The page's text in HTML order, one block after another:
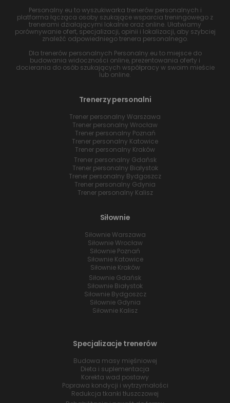
Personalny.eu to wyszukiwarka trenerów personalnych i
platforma łącząca osoby szukające wsparcia treningowego z
trenerami działającymi lokalnie oraz online. Ułatwiamy
porównywanie ofert, specjalizacji, opinii i lokalizacji, aby szybciej
znaleźć odpowiedniego trenera personalnego.
Dla trenerów personalnych Personalny.eu to miejsce do
budowania widoczności online, prezentowania oferty i
docierania do osób szukających współpracy w swoim mieście
lub online.
Trenerzy personalni
Trener personalny Warszawa
Trener personalny Wrocław
Trener personalny Poznań
Trener personalny Katowice
Trener personalny Kraków
Trener personalny Gdańsk
Trener personalny Białystok
Trener personalny Bydgoszcz
Trener personalny Gdynia
Trener personalny Kalisz
Siłownie
Siłownie Warszawa
Siłownie Wrocław
Siłownie Poznań
Siłownie Katowice
Siłownie Kraków
Siłownie Gdańsk
Siłownie Białystok
Siłownie Bydgoszcz
Siłownie Gdynia
Siłownie Kalisz
Specjalizacje trenerów
Budowa masy mięśniowej
Dieta i suplementacja
Korekta wad postawy
Poprawa kondycji i wytrzymałości
Redukcja tkanki tłuszczowej